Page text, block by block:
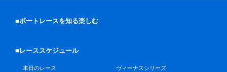
■ボートレースを知る楽しむ
■レーススケジュール
本日のレース
ヴィーナスシリーズ